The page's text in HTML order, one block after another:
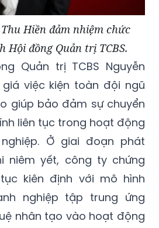
Hiền đảm nhiệm chức
Hội đồng Quản trị TCBS.
Quản trị TCBS Nguyễn
giá việc kiện toàn đội ngũ
giúp bảo đảm sự chuyển
liên tục trong hoạt động
Ở giai đoạn phát
niêm yết, công ty chứng
kiên định với mô hình